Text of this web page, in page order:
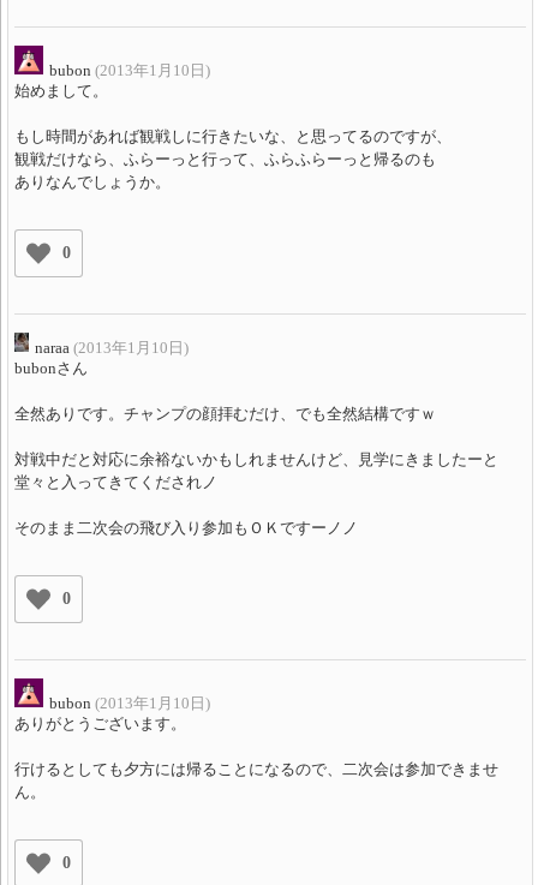
bubon (2013年1月10日)
始めまして。
もし時間があれば観戦しに行きたいな、と思ってるのですが、
観戦だけなら、ふらーっと行って、ふらふらーっと帰るのも
ありなんでしょうか。
0
naraa (2013年1月10日)
bubonさん
全然ありです。チャンプの顔拝むだけ、でも全然結構ですｗ
対戦中だと対応に余裕ないかもしれませんけど、見学にきましたーと
堂々と入ってきてくだされノ
そのまま二次会の飛び入り参加もＯＫですーノノ
0
bubon (2013年1月10日)
ありがとうございます。
行けるとしても夕方には帰ることになるので、二次会は参加できませ
ん。
0